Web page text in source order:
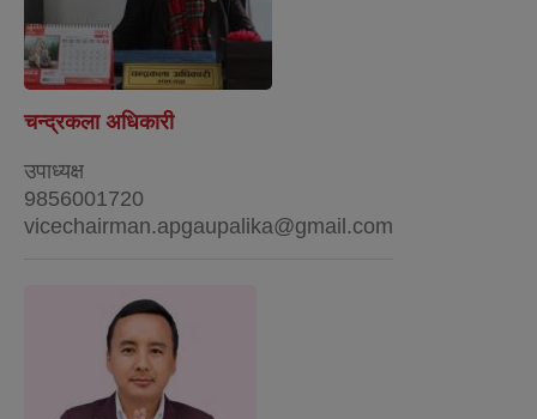
चन्द्रकला अधिकारी
उपाध्यक्ष
9856001720
vicechairman.apgaupalika@gmail.com